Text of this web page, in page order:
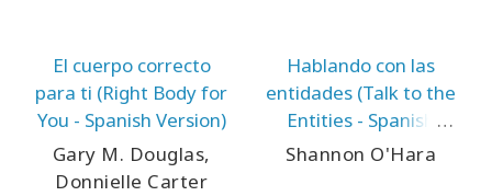
El cuerpo correcto
para ti (Right Body for
You - Spanish Version)
Gary M. Douglas,
Donnielle Carter
Hablando con las
entidades (Talk to the
Entities - Spanish
Version)
Shannon O'Hara